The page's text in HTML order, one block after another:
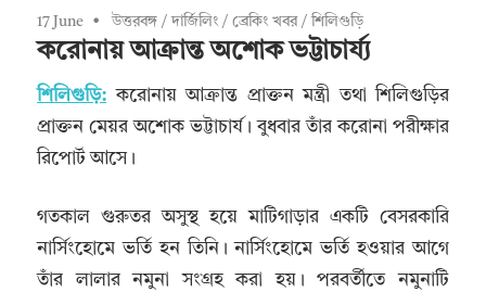
17 June উত্তরবঙ্গ /দার্জিলিং / ব্রেকিং খবর/শিলিগুড়ি
করোনায় আক্রান্ত অশোক ভট্টাচার্য্য
শিলিগুড়ি: করোনায় আক্রান্ত প্রাক্তন মন্ত্রী তথা শিলিগুড়ির
প্রাক্তন মেয়র অশোক ভট্টাচার্য। বুধবার তাঁর করোনা পরীক্ষার
রিপোর্ট আসে।
গতকাল গুরুতর অসুস্থ হয়ে মাটিগাড়ার একটি বেসরকারি
নার্সিংহোমে ভর্তি হন তিনি। নার্সিংহোমে ভর্তি হওয়ার আগে
তাঁর লালার নমুনা সংগ্রহ করা হয়। পরবর্তীতে নমুনাটি